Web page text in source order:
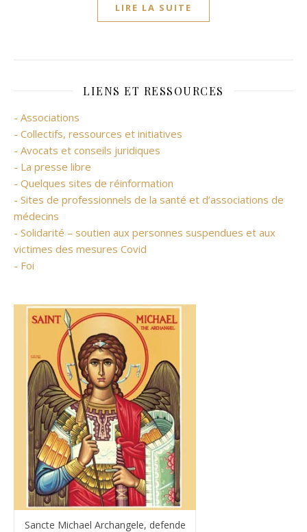
LIRE LA SUITE
LIENS ET RESSOURCES
- Associations
- Collectifs, ressources et initiatives
- Avocats et conseils juridiques
- La presse libre
- Quelques sites de réinformation
- Sites de professionnels de la santé et d’associations de
médecins
- Solidarité – soutien aux personnes suspendues et aux
victimes des mesures Covid
- Foi
Sancte Michael Archangele, defende